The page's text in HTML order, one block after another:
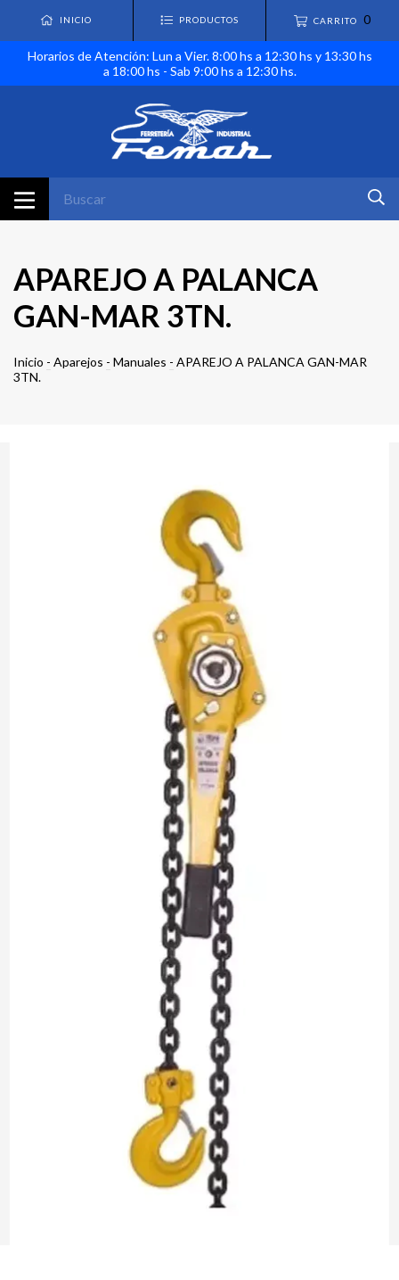
INICIO PRODUCTOS CARRITO 0
Horarios de Atención: Lun a Vier. 8:00 hs a 12:30 hs y 13:30 hs
a 18:00 hs - Sab 9:00 hs a 12:30 hs.
APAREJO A PALANCA
GAN-MAR 3TN.
Inicio - Aparejos - Manuales - APAREJO A PALANCA GAN-MAR
3TN.